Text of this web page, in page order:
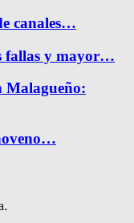
canales…
fallas y mayor…
Malagueño: